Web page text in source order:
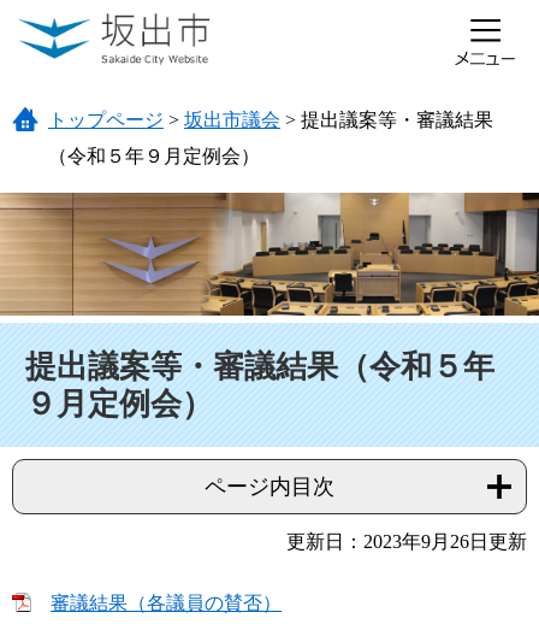
ページの先頭です。
メニューを飛ばして本文へ
トップページ > 坂出市議会 > 提出議案等・審議結果
（令和５年９月定例会）
提出議案等・審議結果（令和５年
９月定例会）
ページ内目次
更新日：2023年9月26日更新
審議結果（各議員の賛否）